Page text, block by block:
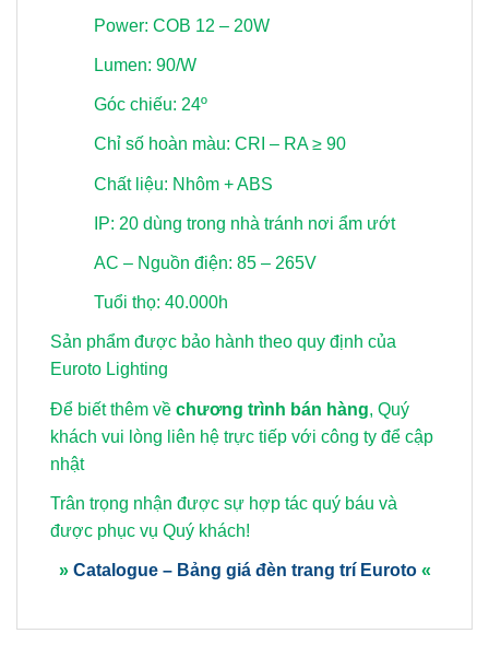
Power: COB 12 – 20W
Lumen: 90/W
Góc chiếu: 24º
Chỉ số hoàn màu: CRI – RA ≥ 90
Chất liệu: Nhôm + ABS
IP: 20 dùng trong nhà tránh nơi ẩm ướt
AC – Nguồn điện: 85 – 265V
Tuổi thọ: 40.000h
Sản phẩm được bảo hành theo quy định của
Euroto Lighting
Để biết thêm về chương trình bán hàng, Quý
khách vui lòng liên hệ trực tiếp với công ty để cập
nhật
Trân trọng nhận được sự hợp tác quý báu và
được phục vụ Quý khách!
» Catalogue – Bảng giá đèn trang trí Euroto «